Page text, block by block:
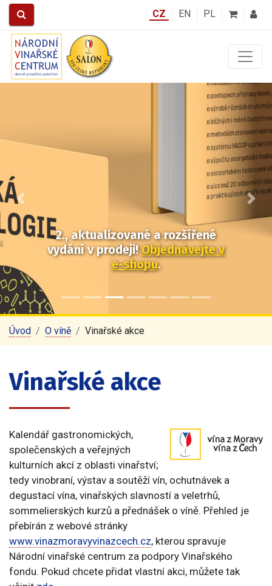
CZ EN PL
2., aktualizované a rozšířené
vydání v prodeji!Objednávejte v
e-shopu.
Předchozí Další
Úvod O víně Vinařské akce
Vinařské akce
Kalendář gastronomických,
společenských a veřejných
kulturních akcí z oblasti vinařství;
tedy vinobraní, výstav a soutěží vín, ochutnávek a
degustací vína, vinařských slavností a veletrhů,
sommelierských kurzů a přednášek o víně. Přehled je
přebírán z webové stránky
www.vinazmoravyvinazcech.cz, kterou spravuje
Národní vinařské centrum za podpory Vinařského
fondu. Pokud chcete přidat vlastní akci, můžete tak